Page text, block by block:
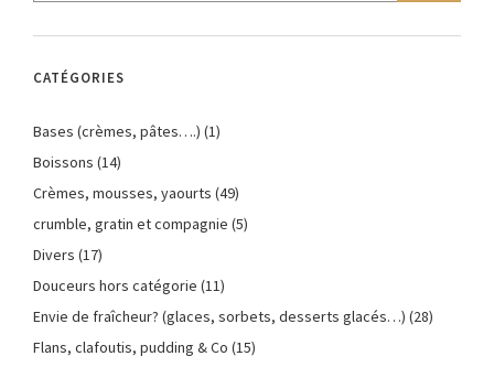
CATÉGORIES
Bases (crèmes, pâtes….) (1)
Boissons (14)
Crèmes, mousses, yaourts (49)
crumble, gratin et compagnie (5)
Divers (17)
Douceurs hors catégorie (11)
Envie de fraîcheur? (glaces, sorbets, desserts glacés…) (28)
Flans, clafoutis, pudding & Co (15)